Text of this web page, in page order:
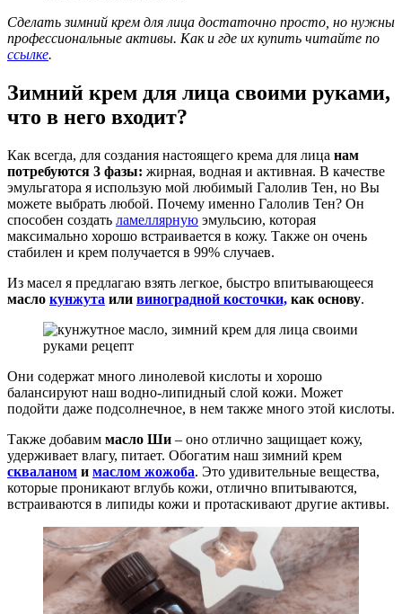
Сделать зимний крем для лица достаточно просто, но нужны
профессиональные активы. Как и где их купить читайте по
ссылке.
Зимний крем для лица своими руками,
что в него входит?
Как всегда, для создания настоящего крема для лица нам
потребуются 3 фазы: жирная, водная и активная. В качестве
эмульгатора я использую мой любимый Галолив Тен, но Вы
можете выбрать любой. Почему именно Галолив Тен? Он
способен создать ламеллярную эмульсию, которая
максимально хорошо встраивается в кожу. Также он очень
стабилен и крем получается в 99% случаев.
Из масел я предлагаю взять легкое, быстро впитывающееся
масло кунжута или виноградной косточки, как основу.
Они содержат много линолевой кислоты и хорошо
балансируют наш водно-липидный слой кожи. Может
подойти даже подсолнечное, в нем также много этой кислоты.
Также добавим масло Ши – оно отлично защищает кожу,
удерживает влагу, питает. Обогатим наш зимний крем
скваланом и маслом жожоба. Это удивительные вещества,
которые проникают вглубь кожи, отлично впитываются,
встраиваются в липиды кожи и протаскивают другие активы.